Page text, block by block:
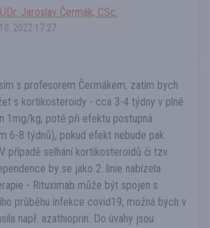
Jaroslav Čermák, CSc.
2022 17:27
s profesorem Čermákem, zatím bych
s kortikosteroidy - cca 3-4 týdny v plné
1mg/kg, poté při efektu postupná
6-8 týdnů), pokud efekt nebude pak
případě selhání kortikosteroidů či tzv.
by se jako 2. linie nabízela
- Rituximab může být spojen s
průběhu infekce covid19, možná bych v
např. azathioprin. Do úvahy jsou